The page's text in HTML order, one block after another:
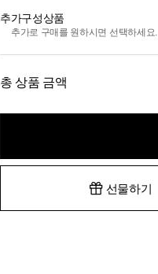
추가구성상품
추가로 구매를 원하시면 선택하세요.
총 상품 금액
선물하기